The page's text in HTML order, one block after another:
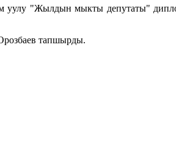
уулу "Жылдын мыкты депутаты"
тапшырды.